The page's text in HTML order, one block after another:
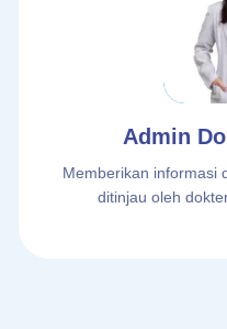
Admin
Memberikan informasi
ditinjau oleh